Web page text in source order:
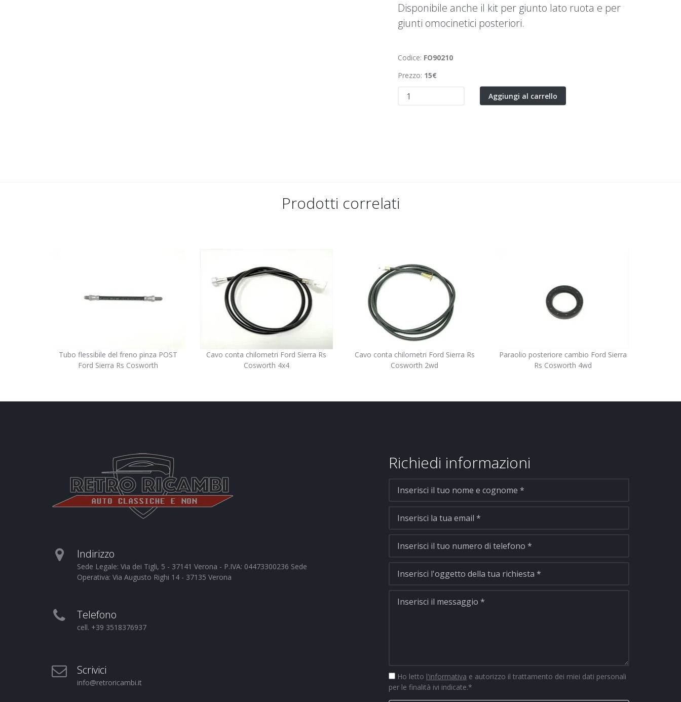
Disponibile anche il kit per giunto lato ruota e per
giunti omocinetici posteriori.
Codice: FO90210
Prezzo: 15€
Aggiungi al carrello
Prodotti correlati
Tubo flessibile del freno pinza POST
Ford Sierra Rs Cosworth
Cavo conta chilometri Ford Sierra Rs
Cosworth 4x4
Cavo conta chilometri Ford Sierra Rs
Cosworth 2wd
Paraolio posteriore cambio Ford Sierra
Rs Cosworth 4wd
Indirizzo
Sede Legale: Via dei Tigli, 5 - 37141 Verona - P.IVA: 04473300236 Sede
Operativa: Via Augusto Righi 14 - 37135 Verona
Telefono
cell. +39 3518376937
Scrivici
info@retroricambi.it
Richiedi informazioni
Ho letto l'informativa e autorizzo il trattamento dei miei dati personali
per le finalità ivi indicate.*